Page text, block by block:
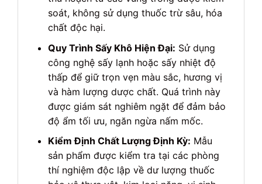
soát, không sử dụng thuốc trừ sâu, hóa
chất độc hại.
Quy Trình Sấy Khô Hiện Đại: Sử dụng
công nghệ sấy lạnh hoặc sấy nhiệt độ
thấp để giữ trọn vẹn màu sắc, hương vị
và hàm lượng dược chất. Quá trình này
được giám sát nghiêm ngặt để đảm bảo
độ ẩm tối ưu, ngăn ngừa nấm mốc.
Kiểm Định Chất Lượng Định Kỳ: Mẫu
sản phẩm được kiểm tra tại các phòng
thí nghiệm độc lập về dư lượng thuốc